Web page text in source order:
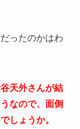
ったのかはわ
天外さんが結
なので、面倒
しょうか。